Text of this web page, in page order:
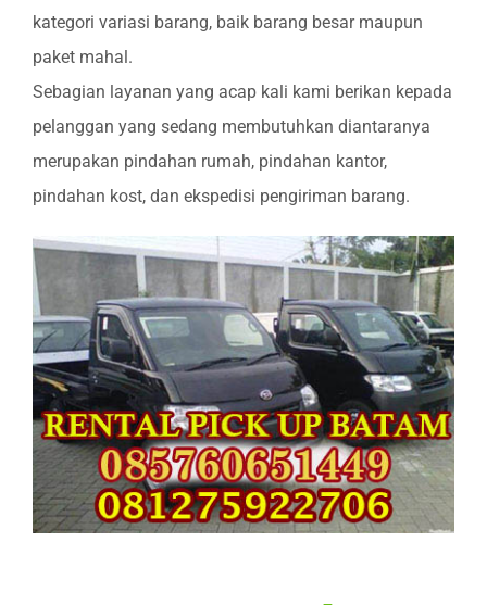
kategori variasi barang, baik barang besar maupun
paket mahal.
Sebagian layanan yang acap kali kami berikan kepada
pelanggan yang sedang membutuhkan diantaranya
merupakan pindahan rumah, pindahan kantor,
pindahan kost, dan ekspedisi pengiriman barang.